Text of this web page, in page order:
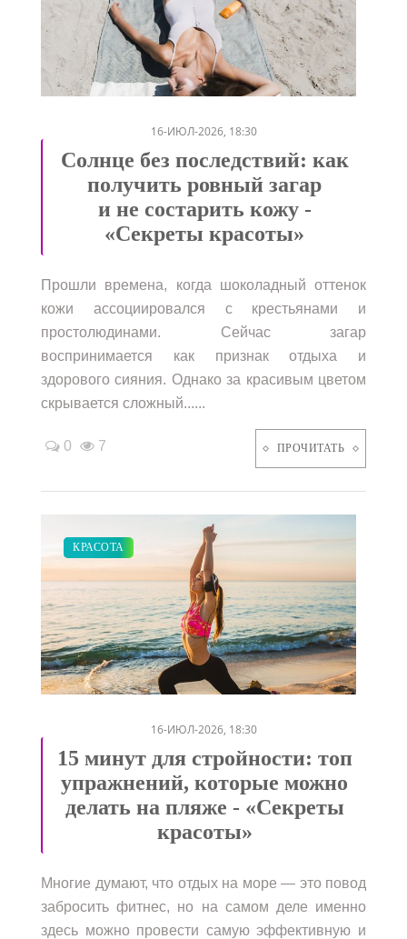
/
16-ИЮЛ-2026, 18:30
Солнце без последствий: как
получить ровный загар
и не состарить кожу -
«Секреты красоты»
Прошли времена, когда шоколадный оттенок
кожи ассоциировался с крестьянами и
простолюдинами. Сейчас загар
воспринимается как признак отдыха и
здорового сияния. Однако за красивым цветом
скрывается сложный......
0 7 ПРОЧИТАТЬ
ПОКАЗЫ
/
КРАСОТА
16-ИЮЛ-2026, 18:30
15 минут для стройности: топ
упражнений, которые можно
делать на пляже - «Секреты
красоты»
Многие думают, что отдых на море — это повод
забросить фитнес, но на самом деле именно
здесь можно провести самую эффективную и